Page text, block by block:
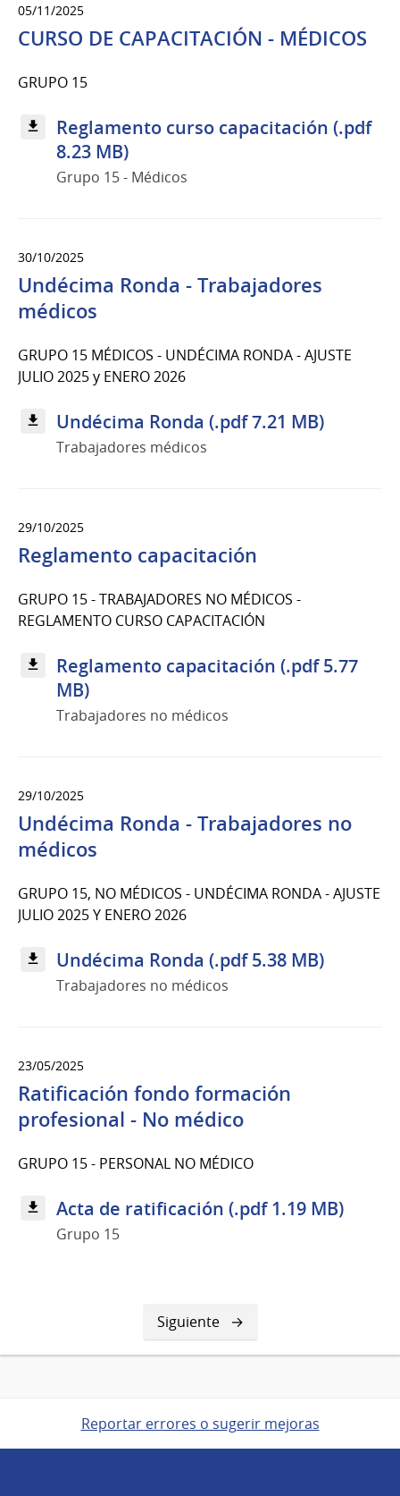
05/11/2025
CURSO DE CAPACITACIÓN - MÉDICOS
GRUPO 15
Reglamento curso capacitación (.pdf
8.23 MB)
Grupo 15 - Médicos
30/10/2025
Undécima Ronda - Trabajadores
médicos
GRUPO 15 MÉDICOS - UNDÉCIMA RONDA - AJUSTE
JULIO 2025 y ENERO 2026
Undécima Ronda (.pdf 7.21 MB)
Trabajadores médicos
29/10/2025
Reglamento capacitación
GRUPO 15 - TRABAJADORES NO MÉDICOS -
REGLAMENTO CURSO CAPACITACIÓN
Reglamento capacitación (.pdf 5.77
MB)
Trabajadores no médicos
29/10/2025
Undécima Ronda - Trabajadores no
médicos
GRUPO 15, NO MÉDICOS - UNDÉCIMA RONDA - AJUSTE
JULIO 2025 Y ENERO 2026
Undécima Ronda (.pdf 5.38 MB)
Trabajadores no médicos
23/05/2025
Ratificación fondo formación
profesional - No médico
GRUPO 15 - PERSONAL NO MÉDICO
Acta de ratificación (.pdf 1.19 MB)
Grupo 15
Siguiente
página
Siguiente
Reportar errores o sugerir mejoras